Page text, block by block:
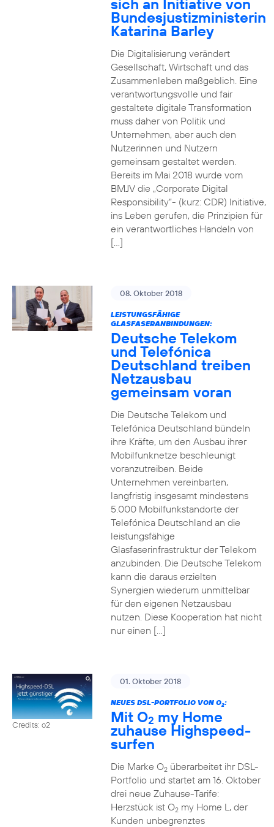
sich an Initiative von
Bundesjustizministerin
Katarina Barley
Die Digitalisierung verändert
Gesellschaft, Wirtschaft und das
Zusammenleben maßgeblich. Eine
verantwortungsvolle und fair
gestaltete digitale Transformation
muss daher von Politik und
Unternehmen, aber auch den
Nutzerinnen und Nutzern
gemeinsam gestaltet werden.
Bereits im Mai 2018 wurde vom
BMJV die „Corporate Digital
Responsibility“- (kurz: CDR) Initiative,
ins Leben gerufen, die Prinzipien für
ein verantwortliches Handeln von
[…]
08. Oktober 2018
LEISTUNGSFÄHIGE
GLASFASERANBINDUNGEN:
Deutsche Telekom
und Telefónica
Deutschland treiben
Netzausbau
gemeinsam voran
Die Deutsche Telekom und
Telefónica Deutschland bündeln
ihre Kräfte, um den Ausbau ihrer
Mobilfunknetze beschleunigt
voranzutreiben. Beide
Unternehmen vereinbarten,
langfristig insgesamt mindestens
5.000 Mobilfunkstandorte der
Telefónica Deutschland an die
leistungsfähige
Glasfaserinfrastruktur der Telekom
anzubinden. Die Deutsche Telekom
kann die daraus erzielten
Synergien wiederum unmittelbar
für den eigenen Netzausbau
nutzen. Diese Kooperation hat nicht
nur einen […]
Credits: o2
01. Oktober 2018
NEUES DSL-PORTFOLIO VON O2:
Mit O2 my Home
zuhause Highspeed-
surfen
Die Marke O2überarbeitet ihr DSL-
Portfolio und startet am 16. Oktober
drei neue Zuhause-Tarife:
Herzstück ist O2my Home L, der
Kunden unbegrenztes